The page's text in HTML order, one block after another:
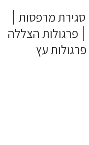
סגירת מרפסות
פרגולות הצללה
פרגולות עץ